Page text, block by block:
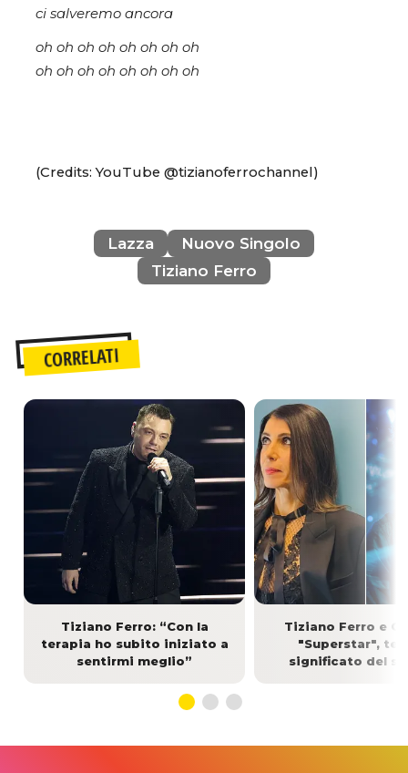
ci salveremo ancora
oh oh oh oh oh oh oh oh
oh oh oh oh oh oh oh oh
(Credits: YouTube @tizianoferrochannel)
Lazza
Nuovo Singolo
Tiziano Ferro
CORRELATI
Tiziano Ferro: “Con la
terapia ho subito iniziato a
sentirmi meglio”
Tiziano Ferro e
"Superstar",
significato del